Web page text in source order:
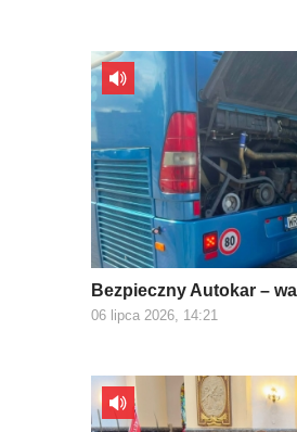
Bezpieczny Autokar –
06 lipca 2026, 14:21